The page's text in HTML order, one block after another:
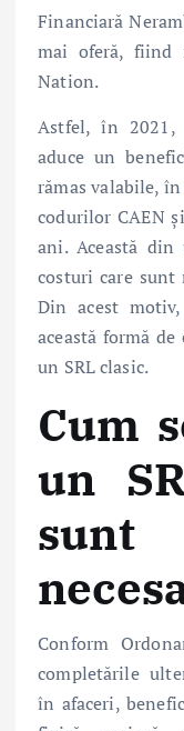
Financiară
mai oferă, fiind
Nation.
Astfel, în
aduce un
rămas valabile,
codurilor CAEN
ani. Această
costuri care
Din acest
această formă
un SRL clasic.
Cum
un
Conform
completările
în afaceri,